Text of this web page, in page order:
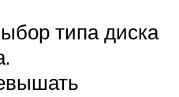
типа диска